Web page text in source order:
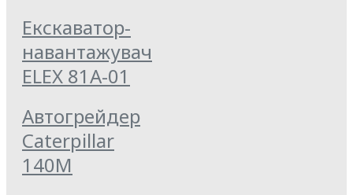
Екскаватор-
навантажувач
ELEX 81А-01
Автогрейдер
Caterpillar
140M